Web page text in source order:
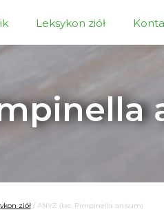
Leksykon ziół
ziół/ANYŻ (łac. Pimpinella anisum)